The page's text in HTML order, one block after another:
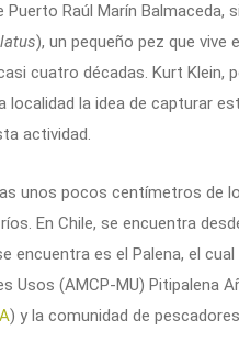
Raúl Marín Balmaceda,
), un pequeño pez que vive
cuatro décadas. Kurt Klein,
localidad la idea de capturar
actividad.
unos pocos centímetros de
En Chile, se encuentra
encuentra es el Palena, el
Usos (AMCP-MU) Pitipalena
) y la comunidad de